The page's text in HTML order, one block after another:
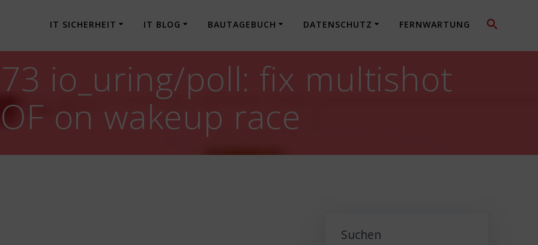
IT SICHERHEIT IT BLOG BAUTAGEBUCH DATENSCHUTZ FERNWARTUNG
io_uring/poll: fix multishot
on wakeup race
Suchen